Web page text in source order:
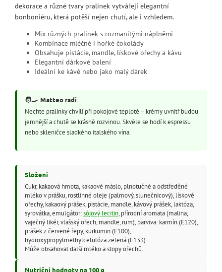
dekorace a různé tvary pralinek vytvářejí elegantní
bonboniéru, která potěší nejen chutí, ale i vzhledem.
Mix různých pralinek s rozmanitými náplněmi
Kombinace mléčné i hořké čokolády
Obsahuje pistácie, mandle, lískové ořechy a kávu
Elegantní dárkové balení
Ideální ke kávě nebo jako malý dárek
🧑‍🍳 Matteo radí
Nechte pralinky chvíli při pokojové teplotě – krémy uvnitř budou
jemnější a chutě se krásně rozvinou. Skvěle se hodí k espressu
nebo skleničce sladkého italského vína.
Složení
Cukr, kakaová hmota, kakaové máslo, plnotučné a odstředěné
mléko v prášku, rostlinné oleje (palmový, slunečnicový), lískové
ořechy, kakaový prášek, pistácie, mandle, kávový prášek, laktóza,
syrovátka, emulgátor:sójový lecitin, přírodní aromata (malina,
vaječný likér, vlašský ořech, mandle, rum), barviva: karmín (E120),
prášek z červené řepy, kurkumin (E100),
hydroxypropylmethylcelulóza zelená (E133).
Může obsahovat další mléko a stopy ořechů.
Nutriční hodnoty na 100 g